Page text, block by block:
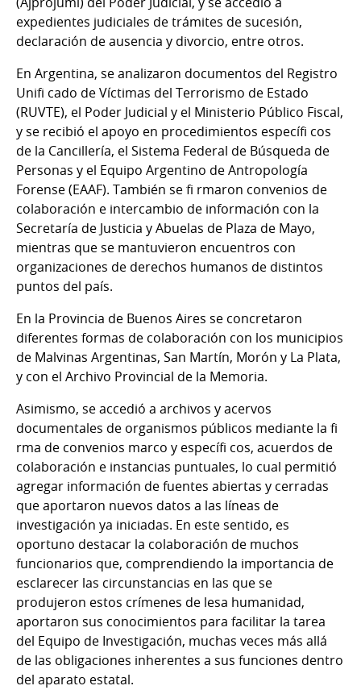
expedientes judiciales de trámites de sucesión,
declaración de ausencia y divorcio, entre otros.
En Argentina, se analizaron documentos del Registro
Unifi cado de Víctimas del Terrorismo de Estado
(RUVTE), el Poder Judicial y el Ministerio Público Fiscal,
y se recibió el apoyo en procedimientos específi cos
de la Cancillería, el Sistema Federal de Búsqueda de
Personas y el Equipo Argentino de Antropología
Forense (EAAF). También se fi rmaron convenios de
colaboración e intercambio de información con la
Secretaría de Justicia y Abuelas de Plaza de Mayo,
mientras que se mantuvieron encuentros con
organizaciones de derechos humanos de distintos
puntos del país.
En la Provincia de Buenos Aires se concretaron
diferentes formas de colaboración con los municipios
de Malvinas Argentinas, San Martín, Morón y La Plata,
y con el Archivo Provincial de la Memoria.
Asimismo, se accedió a archivos y acervos
documentales de organismos públicos mediante la fi
rma de convenios marco y específi cos, acuerdos de
colaboración e instancias puntuales, lo cual permitió
agregar información de fuentes abiertas y cerradas
que aportaron nuevos datos a las líneas de
investigación ya iniciadas. En este sentido, es
oportuno destacar la colaboración de muchos
funcionarios que, comprendiendo la importancia de
esclarecer las circunstancias en las que se
produjeron estos crímenes de lesa humanidad,
aportaron sus conocimientos para facilitar la tarea
del Equipo de Investigación, muchas veces más allá
de las obligaciones inherentes a sus funciones dentro
del aparato estatal.